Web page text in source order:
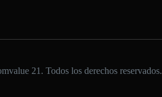
21. Todos los derechos reservados.